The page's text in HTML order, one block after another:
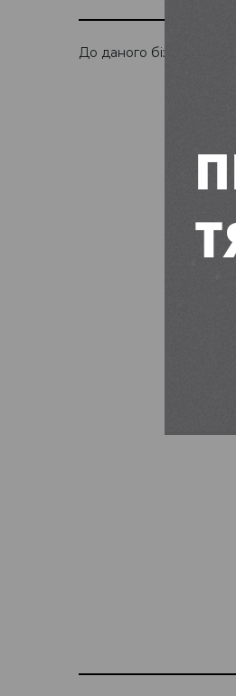
До даного бізнесу ще